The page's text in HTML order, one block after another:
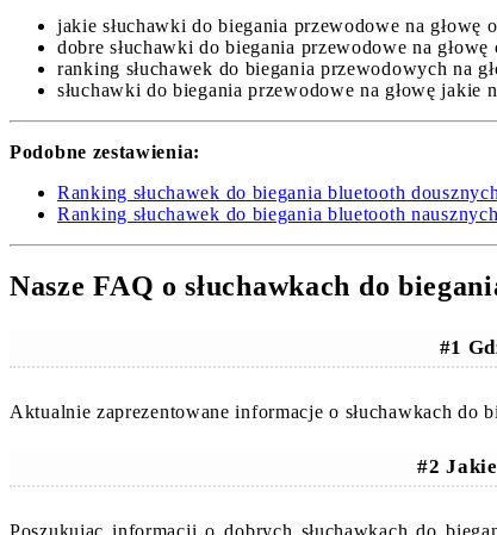
jakie słuchawki do biegania przewodowe na głowę
dobre słuchawki do biegania przewodowe na głowę
ranking słuchawek do biegania przewodowych na
słuchawki do biegania przewodowe na głowę jakie
Podobne zestawienia:
Ranking słuchawek do biegania bluetooth dousznych
Ranking słuchawek do biegania bluetooth nausznych
Nasze FAQ o słuchawkach do
#1
Aktualnie zaprezentowane informacje o słuchawkach
#2